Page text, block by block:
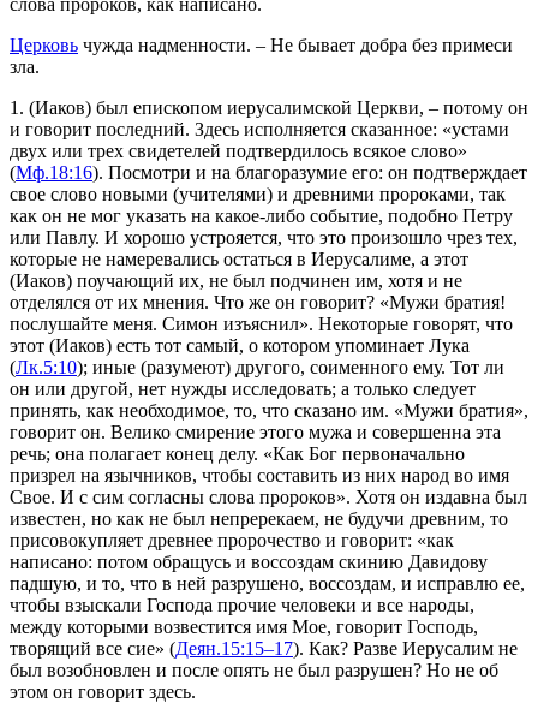
Церковь чужда надменности. – Не бывает добра без примеси
зла.
1. (Иаков) был епископом иерусалимской Церкви, – потому он
и говорит последний. Здесь исполняется сказанное: «устами
двух или трех свидетелей подтвердилось всякое слово»
(Мф.18:16). Посмотри и на благоразумие его: он подтверждает
свое слово новыми (учителями) и древними пророками, так
как он не мог указать на какое-либо событие, подобно Петру
или Павлу. И хорошо устрояется, что это произошло чрез тех,
ко­торые не намеревались остаться в Иерусалиме, а этот
(Иаков) поучающий их, не был подчинен им, хотя и не
отделялся от их мнения. Что же он говорит? «Мужи братия!
послушайте меня. Симон изъяснил». Некоторые говорят, что
этот (Иаков) есть тот самый, о котором упоминает Лука
(Лк.5:10); иные (разумеют) другого, соименного ему. Тот ли
он или другой, нет нужды исследовать; а только следует
принять, как не­обходимое, то, что сказано им. «Мужи братия»,
говорит он. Ве­лико смирение этого мужа и совершенна эта
речь; она полагает конец делу. «Как Бог первоначально
призрел на язычников, чтобы составить из них народ во имя
Свое. И с сим согласны слова пророков». Хотя он издавна был
известен, но как не был непререкаем, не будучи древ­ним, то
присовокупляет древнее пророчество и говорит: «как
написано: потом обращусь и воссоздам скинию Давидову
падшую, и то, что в ней разрушено, воссоздам, и исправлю ее,
чтобы взыскали Господа прочие человеки и все народы,
между которыми возвестится имя Мое, говорит Господь,
творящий все сие» (Деян.15:15–17). Как? Разве Иерусалим не
был возобновлен и после опять не был разрушен? Но не об
этом он говорит здесь.